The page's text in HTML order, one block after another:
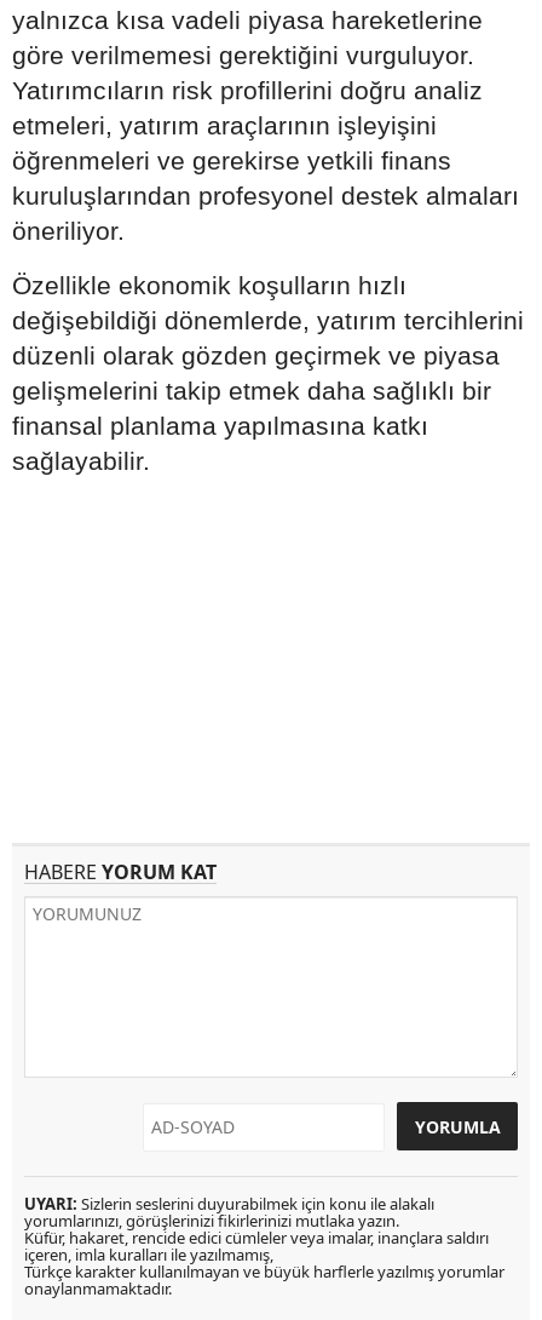
yalnızca kısa vadeli piyasa hareketlerine
göre verilmemesi gerektiğini vurguluyor.
Yatırımcıların risk profillerini doğru analiz
etmeleri, yatırım araçlarının işleyişini
öğrenmeleri ve gerekirse yetkili finans
kuruluşlarından profesyonel destek almaları
öneriliyor.
Özellikle ekonomik koşulların hızlı
değişebildiği dönemlerde, yatırım tercihlerini
düzenli olarak gözden geçirmek ve piyasa
gelişmelerini takip etmek daha sağlıklı bir
finansal planlama yapılmasına katkı
sağlayabilir.
HABERE YORUM KAT
UYARI: Sizlerin seslerini duyurabilmek için konu ile alakalı
yorumlarınızı, görüşlerinizi fikirlerinizi mutlaka yazın.
Küfür, hakaret, rencide edici cümleler veya imalar, inançlara saldırı
içeren, imla kuralları ile yazılmamış,
Türkçe karakter kullanılmayan ve büyük harflerle yazılmış yorumlar
onaylanmamaktadır.